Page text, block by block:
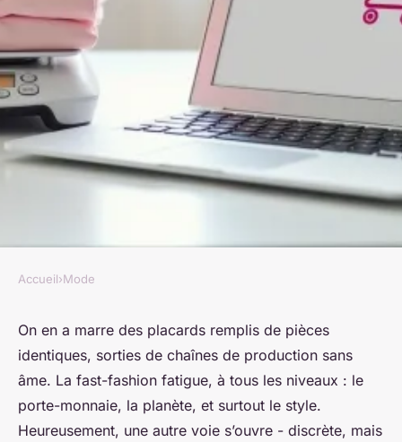
Comment acheter des
vêtements au kilo en ligne ?
Radegonda•02/07/2026 07:33• 12 min de lecture
Accueil›Mode
On en a marre des placards remplis de pièces
identiques, sorties de chaînes de production sans
âme. La fast-fashion fatigue, à tous les niveaux : le
porte-monnaie, la planète, et surtout le style.
Heureusement, une autre voie s’ouvre - discrète, mais